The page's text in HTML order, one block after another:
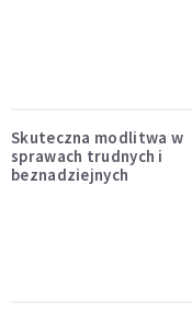
Skuteczna modlitwa w
sprawach trudnych i
beznadziejnych